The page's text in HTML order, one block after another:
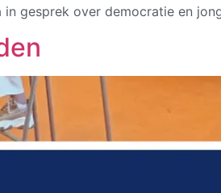
gesprek over democratie en